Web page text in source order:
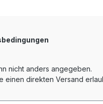
nicht anders angegeben.
einen direkten Versand